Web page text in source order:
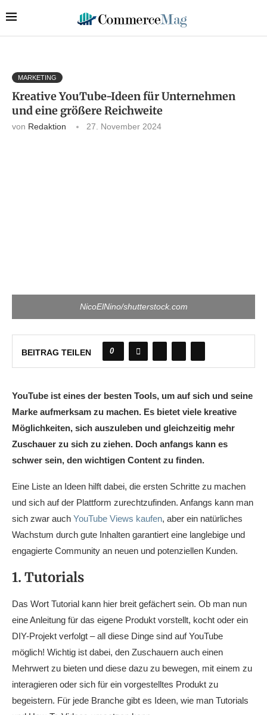
MARKETING
Kreative YouTube-Ideen für Unternehmen
und eine größere Reichweite
von Redaktion 27. November 2024
NicoElNino/shutterstock.com
BEITRAG TEILEN 0
YouTube ist eines der besten Tools, um auf sich und seine
Marke aufmerksam zu machen. Es bietet viele kreative
Möglichkeiten, sich auszuleben und gleichzeitig mehr
Zuschauer zu sich zu ziehen. Doch anfangs kann es
schwer sein, den wichtigen Content zu finden.
Eine Liste an Ideen hilft dabei, die ersten Schritte zu machen
und sich auf der Plattform zurechtzufinden. Anfangs kann man
sich zwar auch YouTube Views kaufen, aber ein natürliches
Wachstum durch gute Inhalten garantiert eine langlebige und
engagierte Community an neuen und potenziellen Kunden.
1. Tutorials
Das Wort Tutorial kann hier breit gefächert sein. Ob man nun
eine Anleitung für das eigene Produkt vorstellt, kocht oder ein
DIY-Projekt verfolgt – all diese Dinge sind auf YouTube
möglich! Wichtig ist dabei, den Zuschauern auch einen
Mehrwert zu bieten und diese dazu zu bewegen, mit einem zu
interagieren oder sich für ein vorgestelltes Produkt zu
begeistern. Für jede Branche gibt es Ideen, wie man Tutorials